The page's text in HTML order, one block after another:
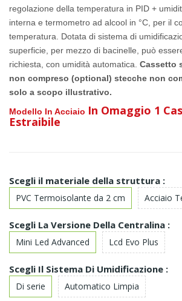
regolazione della temperatura in PID +
interna e termometro ad alcool in °C, per il
temperatura. Dotata di sistema di
superficie, per mezzo di bacinelle, può
richiesta, con umidità automatica. Cassetto
non compreso (optional) stecche non
solo a scopo illustrativo.
Modello In Acciaio In Omaggio 1
Estraibile
Scegli il materiale della struttura :
PVC Termoisolante da 2 cm Acciaio
Scegli La Versione Della Centralina :
Mini Led Advanced Lcd Evo Plus
Scegli Il Sistema Di Umidificazione :
Di serie Automatico Limpia